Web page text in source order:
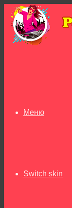
Меню
Switch skin